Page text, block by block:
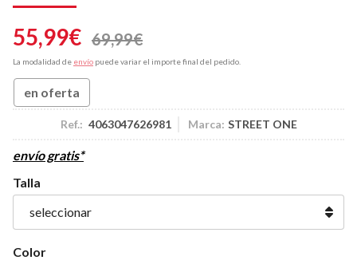
55,99€ 69,99€
La modalidad de envío puede variar el importe final del pedido.
en oferta
Ref.: 4063047626981 Marca: STREET ONE
envío gratis*
Talla
Color